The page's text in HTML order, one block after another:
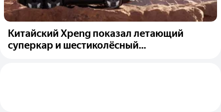
Китайский Xpeng показал летающий
суперкар и шестиколёсный...